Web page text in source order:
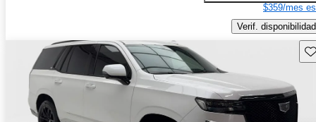
$359/mes
Verif. disponibilidad